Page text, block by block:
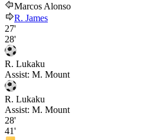
Marcos Alonso
R. James
27'
28'
R. Lukaku
Assist: M. Mount
R. Lukaku
Assist: M. Mount
28'
41'